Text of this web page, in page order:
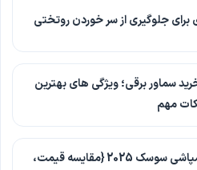
سماور برقی؛ ویژگی های بهترین
مهم
بهترین مواد سمپاشی سوسک 2025 {مقایسه قیمت،